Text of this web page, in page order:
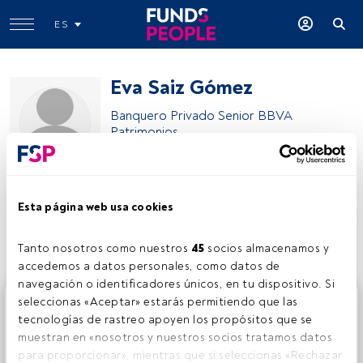
Esta página web usa cookies
Tanto nosotros como nuestros 45 socios almacenamos y
accedemos a datos personales, como datos de
navegación o identificadores únicos, en tu dispositivo. Si
seleccionas «Aceptar» estarás permitiendo que las
tecnologías de rastreo apoyen los propósitos que se
muestran en «nosotros y nuestros socios tratamos datos
para proporcionar», mientras que si seleccionas «Rechazar
ES
Eva Saiz Gómez
Banquero Privado Senior BBVA
Patrimonios
Compartir:
Este es un artículo exclusivo para los usuarios registrados
de FundsPeople. Si ya estás registrado, accede desde el
botón Login. Si aún no tienes cuenta, te invitamos a
registrarte y disfrutar de todo el universo que ofrece